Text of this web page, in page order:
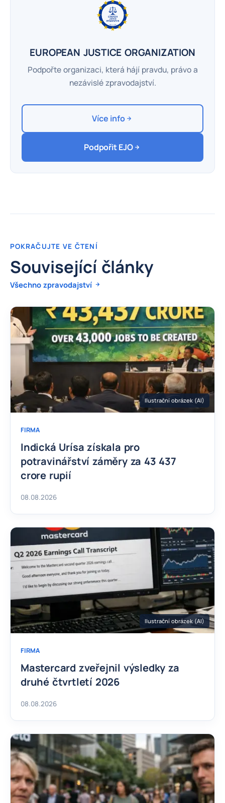
EUROPEAN JUSTICE ORGANIZATION
Podpořte organizaci, která hájí pravdu, právo a
nezávislé zpravodajství.
Více info
Podpořit EJO
POKRAČUJTE VE ČTENÍ
Související články
Všechno zpravodajství
Ilustrační obrázek (AI)
FIRMA
Indická Urísa získala pro
potravinářství záměry za 43 437
crore rupií
08.08.2026
Ilustrační obrázek (AI)
FIRMA
Mastercard zveřejnil výsledky za
druhé čtvrtletí 2026
08.08.2026